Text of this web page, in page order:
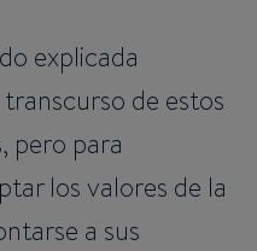
explicada
de estos
pero para
los valores de la
a sus